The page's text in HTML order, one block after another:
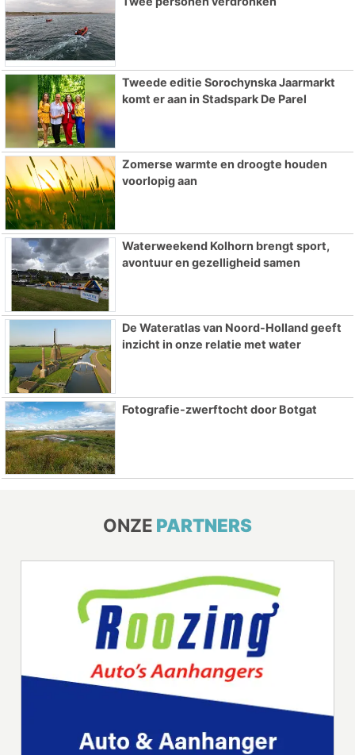
Tweede editie Sorochynska Jaarmarkt
komt er aan in Stadspark De Parel
Zomerse warmte en droogte houden
voorlopig aan
Waterweekend Kolhorn brengt sport,
avontuur en gezelligheid samen
De Wateratlas van Noord-Holland geeft
inzicht in onze relatie met water
Fotografie-zwerftocht door Botgat
ONZE PARTNERS